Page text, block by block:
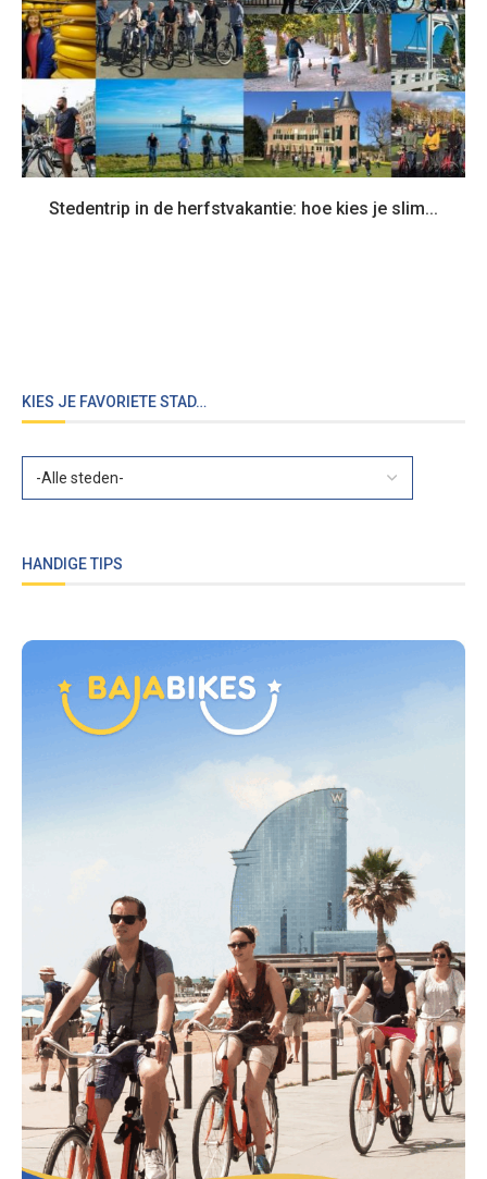
Stedentrip in de herfstvakantie: hoe kies je slim...
KIES JE FAVORIETE STAD…
HANDIGE TIPS